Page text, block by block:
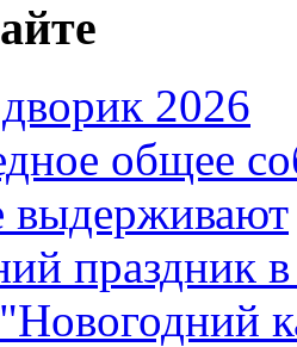
2026
общее
выдерживают
праздник